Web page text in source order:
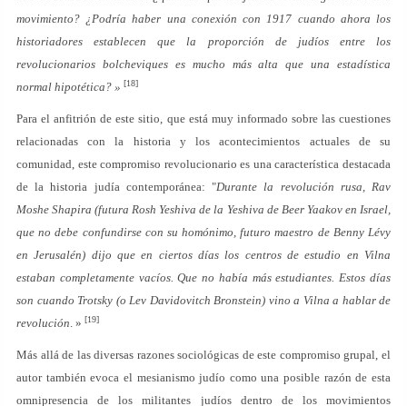
movimiento? ¿Podría haber una conexión con 1917 cuando ahora los
historiadores establecen que la proporción de judíos entre los
revolucionarios bolcheviques es mucho más alta que una estadística
normal hipotética? » [18]
Para el anfitrión de este sitio, que está muy informado sobre las cuestiones
relacionadas con la historia y los acontecimientos actuales de su
comunidad, este compromiso revolucionario es una característica destacada
de la historia judía contemporánea: "Durante la revolución rusa, Rav
Moshe Shapira (futura Rosh Yeshiva de la Yeshiva de Beer Yaakov en Israel,
que no debe confundirse con su homónimo, futuro maestro de Benny Lévy
en Jerusalén) dijo que en ciertos días los centros de estudio en Vilna
estaban completamente vacíos. Que no había más estudiantes. Estos días
son cuando Trotsky (o Lev Davidovitch Bronstein) vino a Vilna a hablar de
revolución. » [19]
Más allá de las diversas razones sociológicas de este compromiso grupal, el
autor también evoca el mesianismo judío como una posible razón de esta
omnipresencia de los militantes judíos dentro de los movimientos